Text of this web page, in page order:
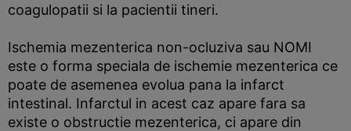
coagulopatii si la pacientii tineri.
Ischemia mezenterica non-ocluziva sau NOMI
este o forma speciala de ischemie mezenterica ce
poate de asemenea evolua pana la infarct
intestinal. Infarctul in acest caz apare fara sa
existe o obstructie mezenterica, ci apare din